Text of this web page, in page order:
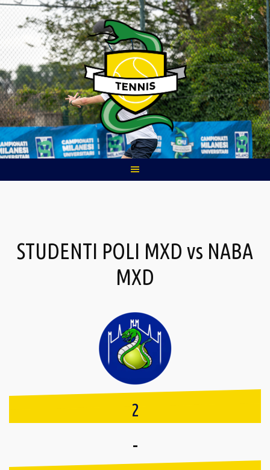
Skip
content
STUDENTI POLI MXD vs NABA
MXD
2
-